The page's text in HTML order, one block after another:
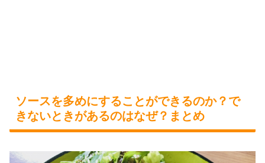
ソースを多めにすることができるのか？で
きないときがあるのはなぜ？まとめ